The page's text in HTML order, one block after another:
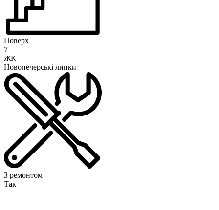
Поверх
7
ЖК
Новопечерські липки
З ремонтом
Так